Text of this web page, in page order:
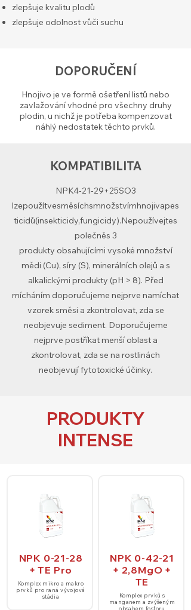
zlepšuje kvalitu plodů
zlepšuje odolnost vůči suchu
DOPORUČENÍ
Hnojivo je ve formě ošetření listů nebo
zavlažování vhodné pro všechny druhy
plodin, u nichž je potřeba kompenzovat
náhlý nedostatek těchto prvků.
KOMPATIBILITA
NPK4-21-29+25SO3
lzepoužítvesměsíchsmnožstvímhnojivapes
ticidů(insekticidy,fungicidy).Nepoužívejtes
polečněs 3
produkty obsahujícími vysoké množství
mědi (Cu), síry (S), minerálních olejů a s
alkalickými produkty (pH > 8). Před
mícháním doporučujeme nejprve namíchat
vzorek směsi a zkontrolovat, zda se
neobjevuje sediment. Doporučujeme
nejprve postříkat menší oblast a
zkontrolovat, zda se na rostlinách
neobjevují fytotoxické účinky.
PRODUKTY
INTENSE
NPK 0-21-28
+ TE Pro
Komplex mikro a makro
prvků pro raná vývojová
stádia
NPK 0-42-21
+ 2,8MgO +
TE
Komplex prvků s
manganem a zvýšeným
obsahem fosforu